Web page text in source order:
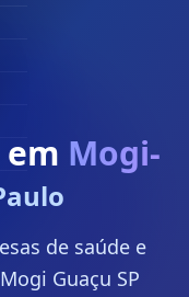
em Mogi-
de saúde e
Guaçu SP